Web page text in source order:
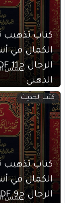
كتاب تذهيب
الكمال في
الذهبي
شمس
كتب الحديث
كتاب تذهيب
الكمال في
شمس